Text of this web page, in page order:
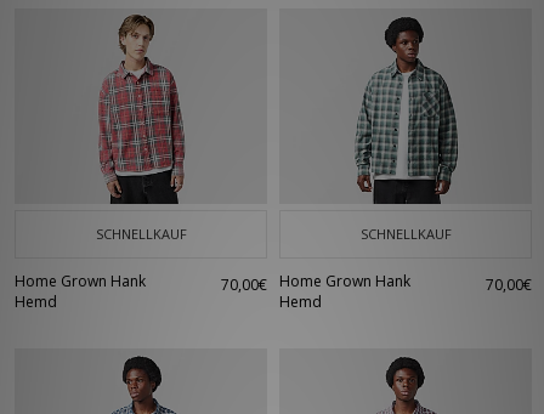
SCHNELLKAUF
Home Grown Hank
Hemd
70,00€
SCHNELLKAUF
Home Grown Hank
Hemd
70,00€